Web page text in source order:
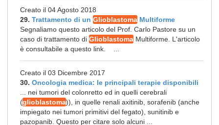
Creato il 04 Agosto 2018
29. Trattamento di un Glioblastoma Multiforme
Segnaliamo questo articolo del Prof. Carlo Pastore su un
caso di trattamento di Glioblastoma Multiforme. L'articolo
è consultabile a questo link. ...
Creato il 03 Dicembre 2017
30. Oncologia medica: le principali terapie disponibili
... nei tumori del colonretto ed in quelli cerebrali
(glioblastoma)), in quelle renali axitinib, sorafenib (anche
impiegato nei tumori primitivi del fegato), sunitinib e
pazopanib. Questo per citare solo alcuni ...